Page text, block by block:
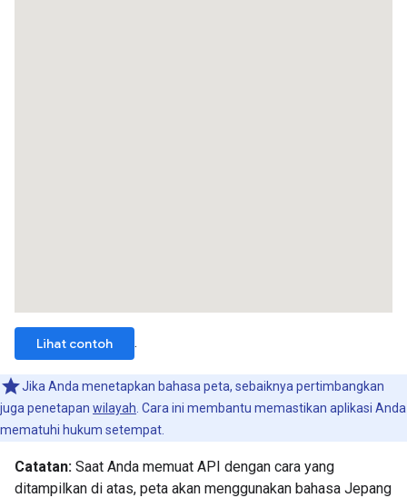
Lihat contoh .
Jika Anda menetapkan bahasa peta, sebaiknya pertimbangkan
juga penetapan wilayah . Cara ini membantu memastikan aplikasi Anda
mematuhi hukum setempat.
Catatan: Saat Anda memuat API dengan cara yang
ditampilkan di atas, peta akan menggunakan bahasa Jepang